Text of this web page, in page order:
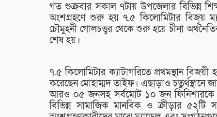
গত শুক্রবার সকাল ৭টায় উপজেলার বিভিন্ন
অংশগ্রহণে শুরু হয় ৭.৫ কিলোমিটার বিজয়
চৌমুহনী গোলচত্ত্বর থেকে শুরু হয়ে চীনা
শেষ হয়।
৭.৫ কিলোমিটার ক্যাটাগরিতে প্রথমস্থান
করেছেন মোহাম্মদ তাইফ। এছাড়াও চতুর্থস্থানে
আরও ০৫ জনসহ সর্বমোট ১০ জন ফিনিশারকে
বিভিন্ন সামাজিক মানবিক ও ক্রীড়ার ৫২টি